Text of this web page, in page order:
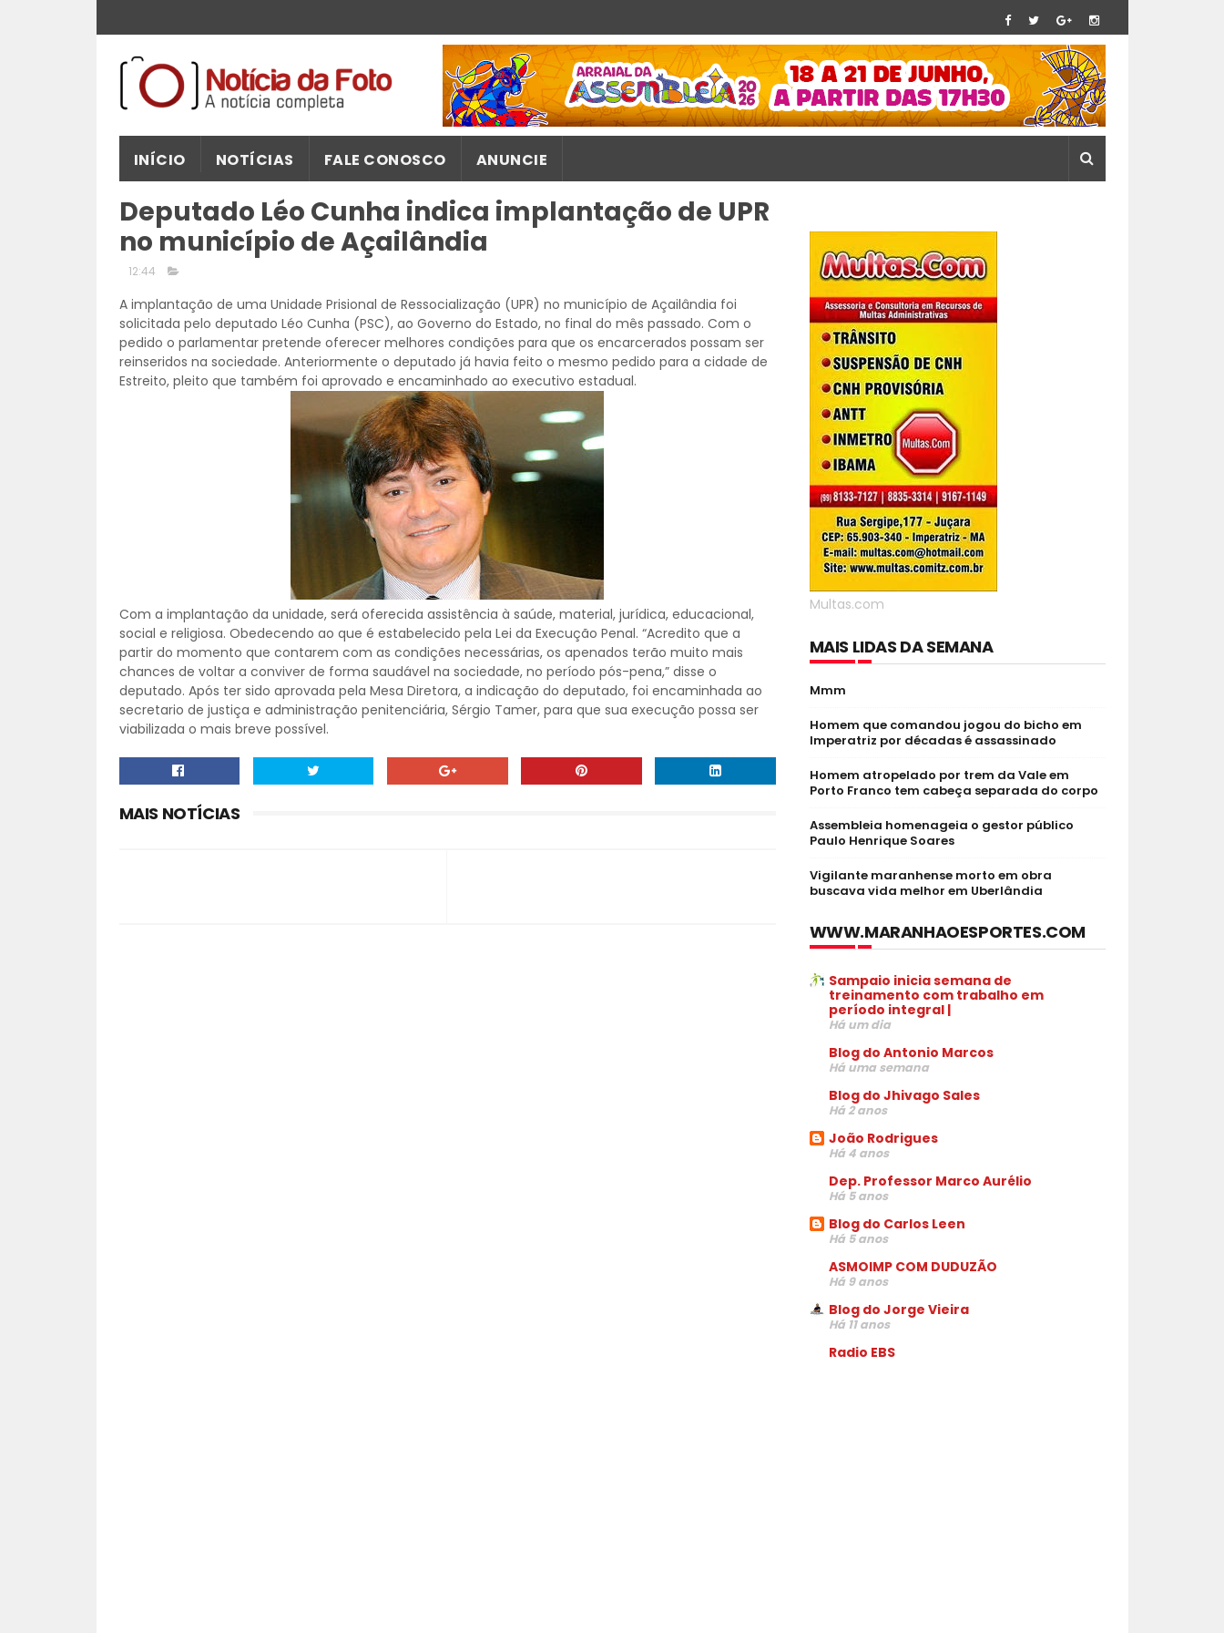
INÍCIO NOTÍCIAS FALE CONOSCO ANUNCIE
Deputado Léo Cunha indica implantação de UPR
no município de Açailândia
12:44
A implantação de uma Unidade Prisional de Ressocialização (UPR) no município de Açailândia foi
solicitada pelo deputado Léo Cunha (PSC), ao Governo do Estado, no final do mês passado. Com o
pedido o parlamentar pretende oferecer melhores condições para que os encarcerados possam ser
reinseridos na sociedade. Anteriormente o deputado já havia feito o mesmo pedido para a cidade de
Estreito, pleito que também foi aprovado e encaminhado ao executivo estadual.
Com a implantação da unidade, será oferecida assistência à saúde, material, jurídica, educacional,
social e religiosa. Obedecendo ao que é estabelecido pela Lei da Execução Penal. “Acredito que a
partir do momento que contarem com as condições necessárias, os apenados terão muito mais
chances de voltar a conviver de forma saudável na sociedade, no período pós-pena,” disse o
deputado. Após ter sido aprovada pela Mesa Diretora, a indicação do deputado, foi encaminhada ao
secretario de justiça e administração penitenciária, Sérgio Tamer, para que sua execução possa ser
viabilizada o mais breve possível.
MAIS NOTÍCIAS
Multas.com
MAIS LIDAS DA SEMANA
Mmm
Homem que comandou jogou do bicho em
Imperatriz por décadas é assassinado
Homem atropelado por trem da Vale em
Porto Franco tem cabeça separada do corpo
Assembleia homenageia o gestor público
Paulo Henrique Soares
Vigilante maranhense morto em obra
buscava vida melhor em Uberlândia
WWW.MARANHAOESPORTES.COM
Sampaio inicia semana de
treinamento com trabalho em
período integral |
Há um dia
Blog do Antonio Marcos
Há uma semana
Blog do Jhivago Sales
Há 2 anos
João Rodrigues
Há 4 anos
Dep. Professor Marco Aurélio
Há 5 anos
Blog do Carlos Leen
Há 5 anos
ASMOIMP COM DUDUZÃO
Há 9 anos
Blog do Jorge Vieira
Há 11 anos
Radio EBS